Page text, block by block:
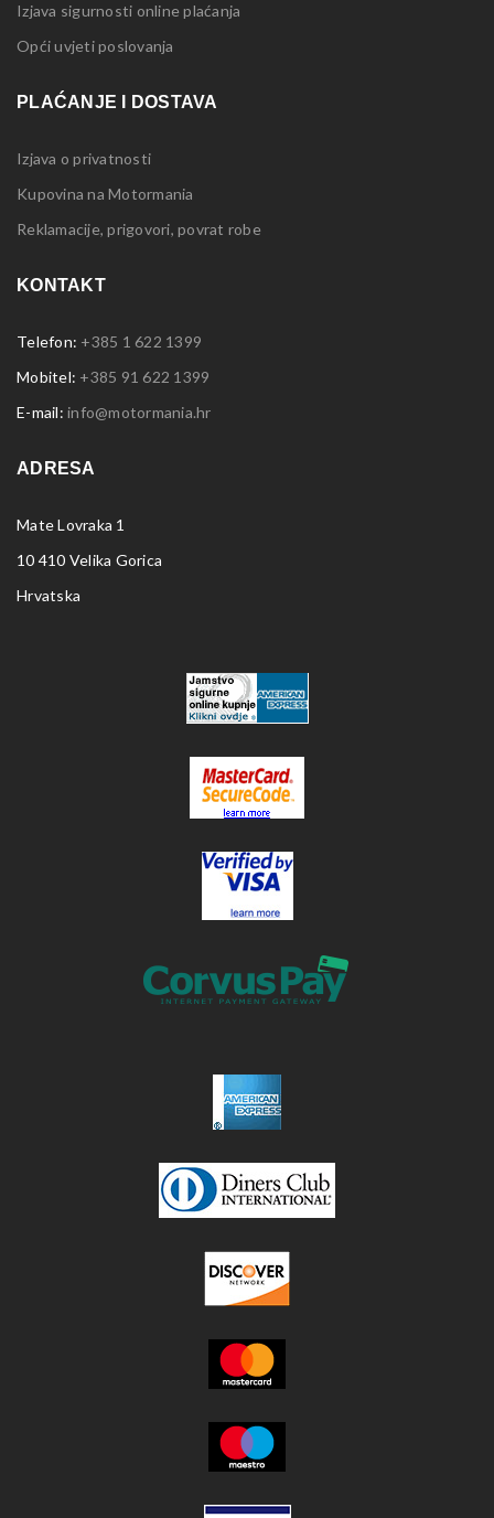
Izjava sigurnosti online plaćanja
Opći uvjeti poslovanja
PLAĆANJE I DOSTAVA
Izjava o privatnosti
Kupovina na Motormania
Reklamacije, prigovori, povrat robe
KONTAKT
Telefon: +385 1 622 1399
Mobitel: +385 91 622 1399
E-mail: info@motormania.hr
ADRESA
Mate Lovraka 1
10 410 Velika Gorica
Hrvatska